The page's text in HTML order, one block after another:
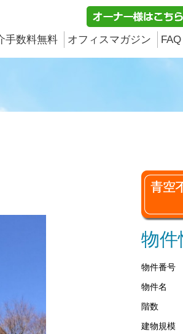
手数料無料 オフィスマガジン FAQ
物件
物件番号
物件名
階数
建物規模